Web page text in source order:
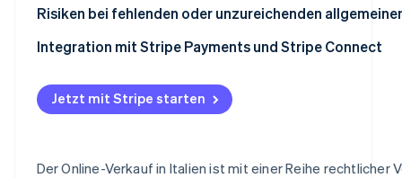
B2B E-Commerce
Marktplätze und Plattformen
Risiken bei fehlenden oder unzureichenden
Integration mit Stripe Payments und Stripe Connect
Jetzt mit Stripe starten
Der Online-Verkauf in Italien ist mit einer Reihe rechtlicher